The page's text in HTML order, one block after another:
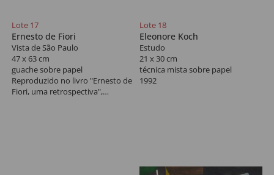
Lote 17
Ernesto de Fiori
Vista de São Paulo
47 x 63 cm
guache sobre papel
Reproduzido no livro "Ernesto de
Fiori, uma retrospectiva",
Lote 18
Eleonore Koch
Estudo
21 x 30 cm
técnica mista sobre papel
1992